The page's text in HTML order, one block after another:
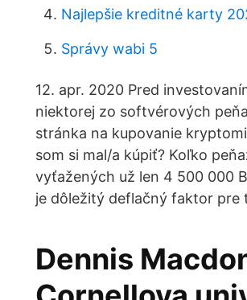
Najlepšie kreditné karty
Správy wabi 5
12. apr. 2020 Pred
niektorej zo softvérových
stránka na kupovanie
som si mal/a kúpiť? Koľko
vyťažených už len 4 500 000
je dôležitý deflačný faktor pre
Dennis